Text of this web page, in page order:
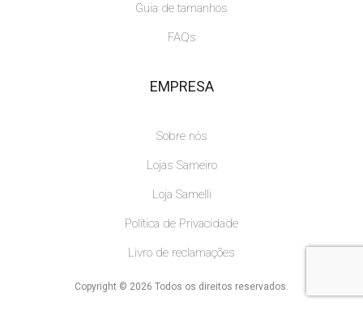
Guia de tamanhos
FAQs
EMPRESA
Sobre nós
Lojas Sameiro
Loja Samelli
Política de Privacidade
Livro de reclamações
Copyright © 2026 Todos os direitos reservados.